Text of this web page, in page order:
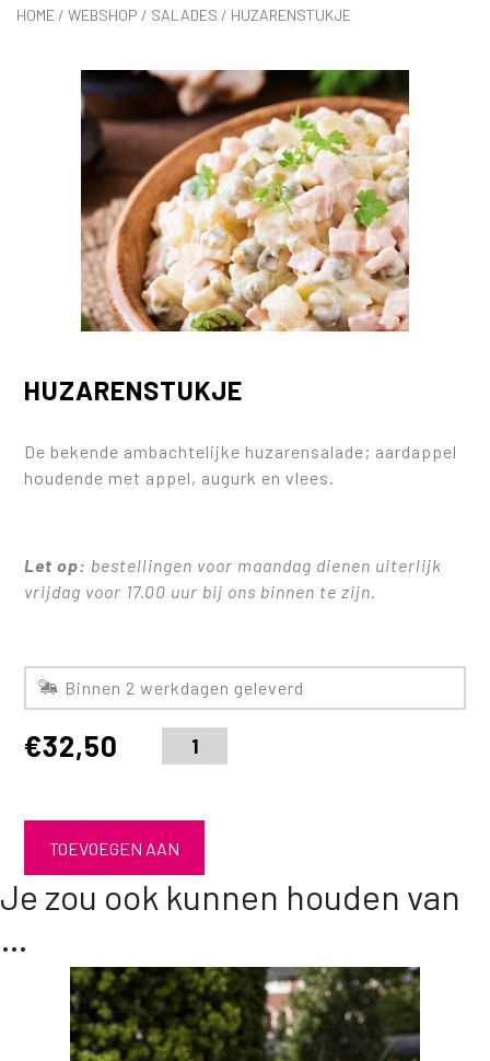
HOME / WEBSHOP / SALADES / HUZARENSTUKJE
HUZARENSTUKJE
De bekende ambachtelijke huzarensalade; aardappel
houdende met appel, augurk en vlees.
Let op: bestellingen voor maandag dienen uiterlijk
vrijdag voor 17.00 uur bij ons binnen te zijn.
Binnen 2 werkdagen geleverd
€32,50
TOEVOEGEN AAN
WINKELWAGEN
Je zou ook kunnen houden van
…